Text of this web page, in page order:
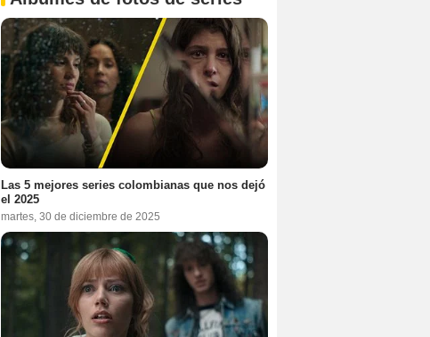
Las 5 mejores series colombianas que nos dejó
el 2025
martes, 30 de diciembre de 2025